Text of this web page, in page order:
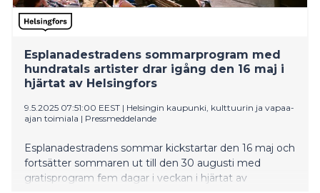
Esplanadestradens sommarprogram med
hundratals artister drar igång den 16 maj i
hjärtat av Helsingfors
9.5.2025 07:51:00 EEST | Helsingin kaupunki, kulttuurin ja vapaa-
ajan toimiala | Pressmeddelande
Esplanadestradens sommar kickstartar den 16 maj och
fortsätter sommaren ut till den 30 augusti med
gratisprogram fem dagar i veckan i hjärtat av